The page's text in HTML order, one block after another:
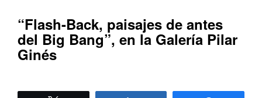
“Flash-Back, paisajes de antes
del Big Bang”, en la Galería Pilar
Ginés